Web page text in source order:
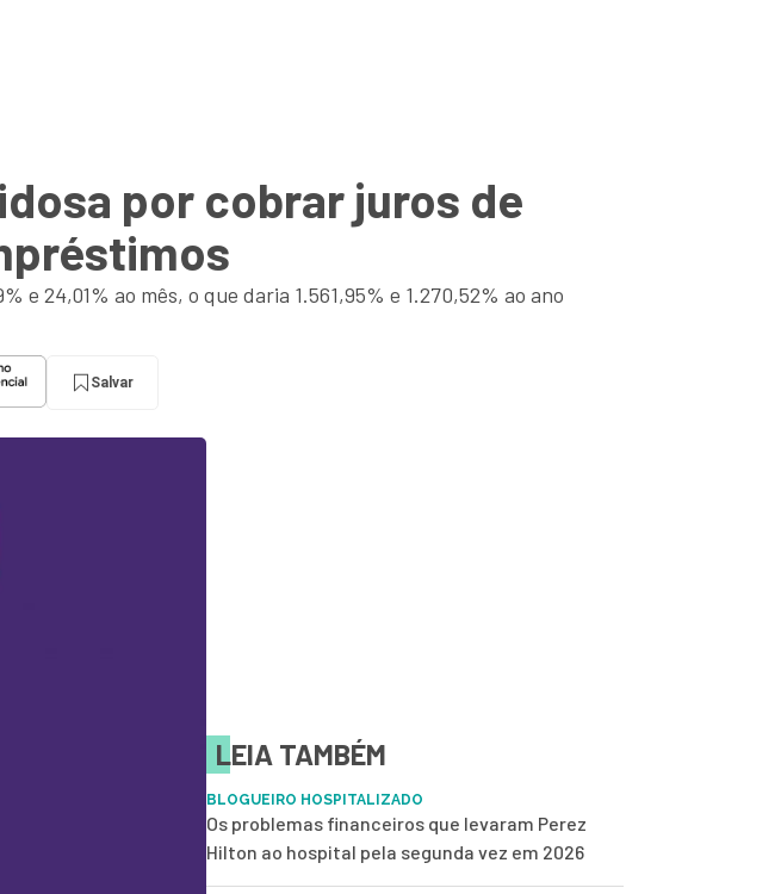
por cobrar juros de
e 24,01% ao mês, o que daria 1.561,95% e 1.270,52% ao ano
Salvar
LEIA TAMBÉM
BLOGUEIRO HOSPITALIZADO
Os problemas financeiros que levaram Perez
Hilton ao hospital pela segunda vez em 2026